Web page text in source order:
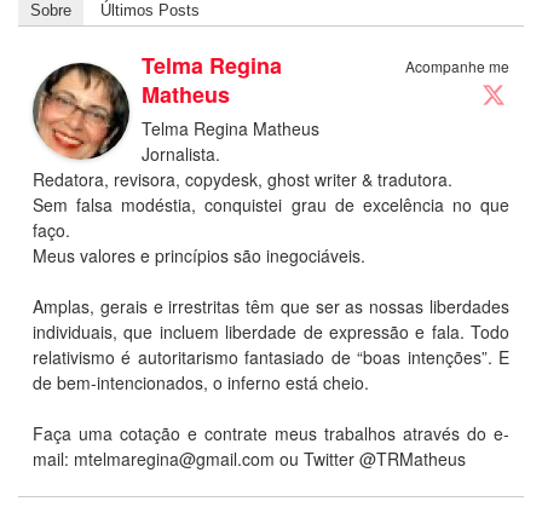
Sobre Últimos Posts
Acompanhe me
Telma Regina
Matheus
Telma Regina Matheus
Jornalista.
Redatora, revisora, copydesk, ghost writer & tradutora.
Sem falsa modéstia, conquistei grau de excelência no que
faço.
Meus valores e princípios são inegociáveis.
Amplas, gerais e irrestritas têm que ser as nossas liberdades
individuais, que incluem liberdade de expressão e fala. Todo
relativismo é autoritarismo fantasiado de “boas intenções”. E
de bem-intencionados, o inferno está cheio.
Faça uma cotação e contrate meus trabalhos através do e-
mail: mtelmaregina@gmail.com ou Twitter @TRMatheus